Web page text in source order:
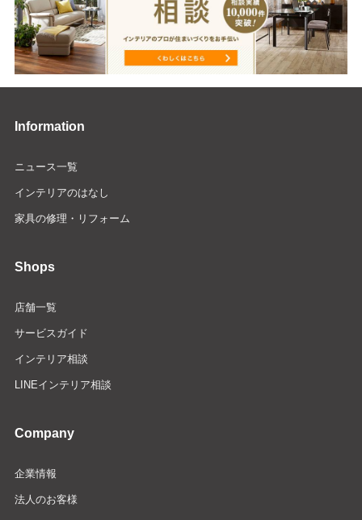
Information
ニュース一覧
インテリアのはなし
家具の修理・リフォーム
Shops
店舗一覧
サービスガイド
インテリア相談
LINEインテリア相談
Company
企業情報
法人のお客様